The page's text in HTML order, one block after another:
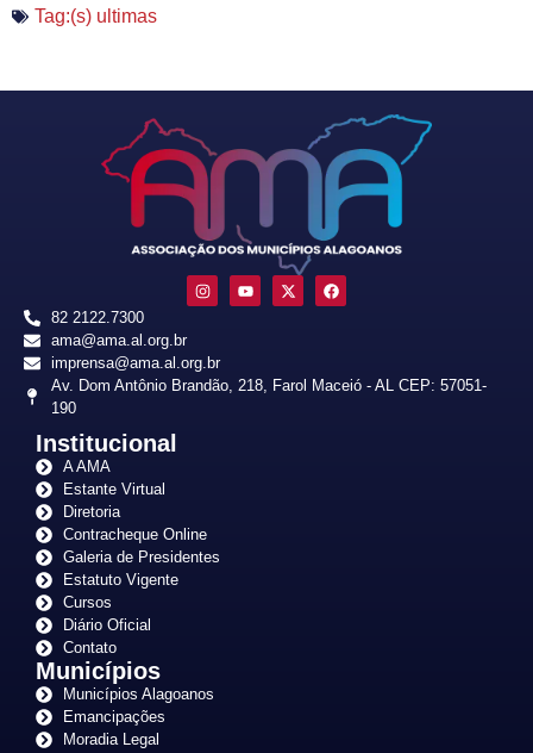
Tag:(s) ultimas
82 2122.7300
ama@ama.al.org.br
imprensa@ama.al.org.br
Av. Dom Antônio Brandão, 218, Farol Maceió - AL CEP: 57051-
190
Institucional
A AMA
Estante Virtual
Diretoria
Contracheque Online
Galeria de Presidentes
Estatuto Vigente
Cursos
Diário Oficial
Contato
Municípios
Municípios Alagoanos
Emancipações
Moradia Legal